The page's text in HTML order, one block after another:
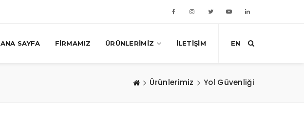
EN
ANA SAYFA FIRMAMIZ ÜRÜNLERIMIZ İLETIŞIM
Ürünlerimiz Yol Güvenliği